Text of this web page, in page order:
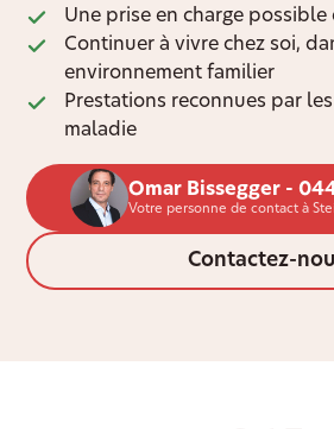
Une prise en charge possible
Continuer à vivre chez soi,
environnement familier
Prestations reconnues par
maladie
Omar Bissegger -
Votre personne de contact à
Contactez-